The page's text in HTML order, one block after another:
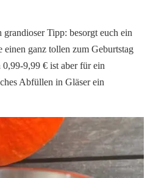
Tipp: besorgt euch ein
ganz tollen zum Geburtstag
9,99 € ist aber für ein
Abfüllen in Gläser ein